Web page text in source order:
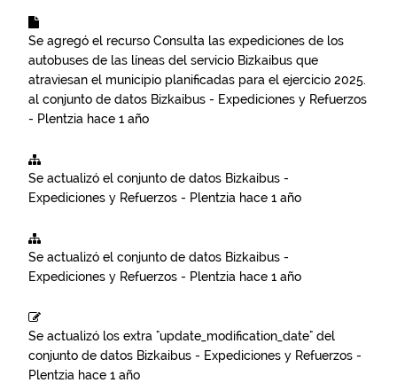
Se agregó el recurso Consulta las expediciones de los
autobuses de las líneas del servicio Bizkaibus que
atraviesan el municipio planificadas para el ejercicio 2025.
al conjunto de datos Bizkaibus - Expediciones y Refuerzos
- Plentzia hace 1 año
Se actualizó el conjunto de datos Bizkaibus -
Expediciones y Refuerzos - Plentzia hace 1 año
Se actualizó el conjunto de datos Bizkaibus -
Expediciones y Refuerzos - Plentzia hace 1 año
Se actualizó los extra "update_modification_date" del
conjunto de datos Bizkaibus - Expediciones y Refuerzos -
Plentzia hace 1 año